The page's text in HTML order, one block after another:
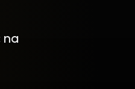
na